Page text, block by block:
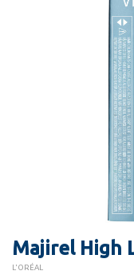
Majirel High
L'ORÉAL